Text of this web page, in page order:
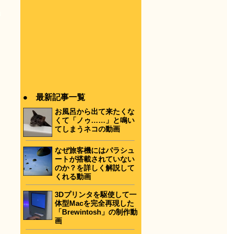
● 最新記事一覧
お風呂から出て来たくな
くて「ノゥ……」と鳴い
てしまうネコの動画
なぜ旅客機にはパラシュ
ートが搭載されていない
のか？を詳しく解説して
くれる動画
3Dプリンタを駆使して一
体型Macを完全再現した
「Brewintosh」の制作動
画